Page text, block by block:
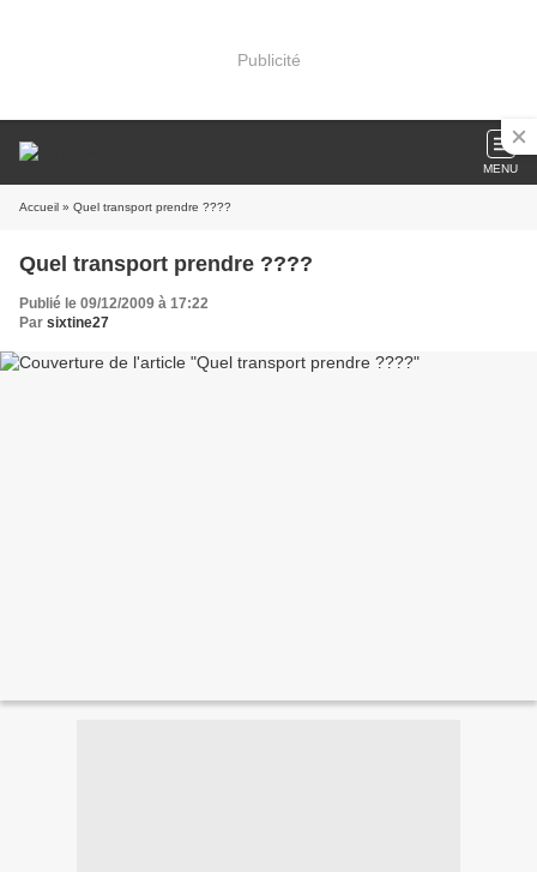
Publicité
MENU
Accueil » Quel transport prendre ????
Quel transport prendre ????
Publié le 09/12/2009 à 17:22
Par sixtine27